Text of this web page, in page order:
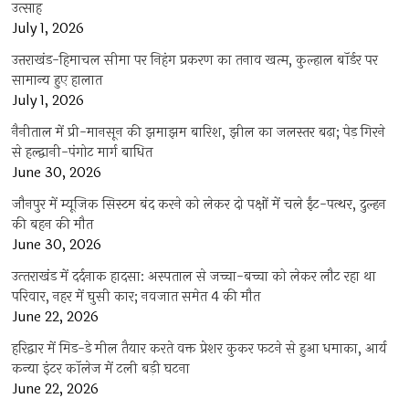
उत्साह
July 1, 2026
उत्तराखंड-हिमाचल सीमा पर निहंग प्रकरण का तनाव खत्म, कुल्हाल बॉर्डर पर
सामान्य हुए हालात
July 1, 2026
नैनीताल में प्री-मानसून की झमाझम बारिश, झील का जलस्तर बढ़ा; पेड़ गिरने
से हल्द्वानी-पंगोट मार्ग बाधित
June 30, 2026
जौनपुर में म्यूजिक सिस्टम बंद करने को लेकर दो पक्षों में चले ईंट-पत्थर, दुल्हन
की बहन की मौत
June 30, 2026
उत्‍तराखंड में दर्दनाक हादसा: अस्पताल से जच्चा-बच्चा को लेकर लौट रहा था
परिवार, नहर में घुसी कार; नवजात समेत 4 की मौत
June 22, 2026
हरिद्वार में मिड-डे मील तैयार करते वक्त प्रेशर कुकर फटने से हुआ धमाका, आर्य
कन्या इंटर कॉलेज में टली बड़ी घटना
June 22, 2026